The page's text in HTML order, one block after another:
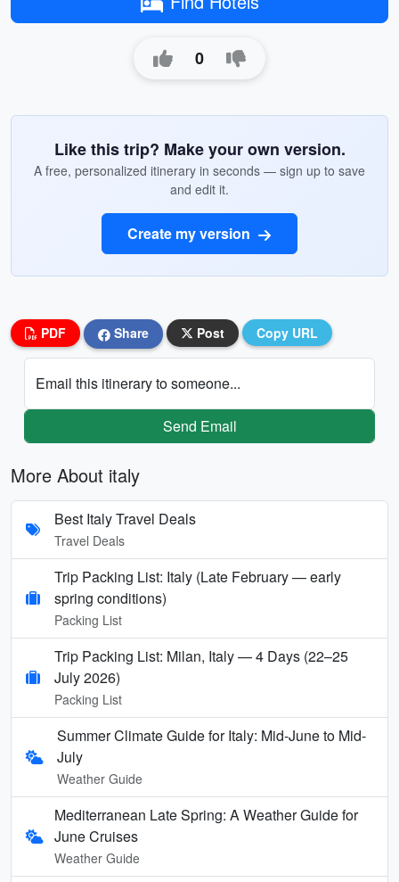
0
Like this trip? Make your own version.
A free, personalized itinerary in seconds — sign up to save
and edit it.
Create my version
PDF Share Post Copy URL
Email this itinerary to someone...
Send Email
More About italy
Best Italy Travel Deals
Travel Deals
Trip Packing List: Italy (Late February — early
spring conditions)
Packing List
Trip Packing List: Milan, Italy — 4 Days (22–25
July 2026)
Packing List
Summer Climate Guide for Italy: Mid-June to Mid-
July
Weather Guide
Mediterranean Late Spring: A Weather Guide for
June Cruises
Weather Guide